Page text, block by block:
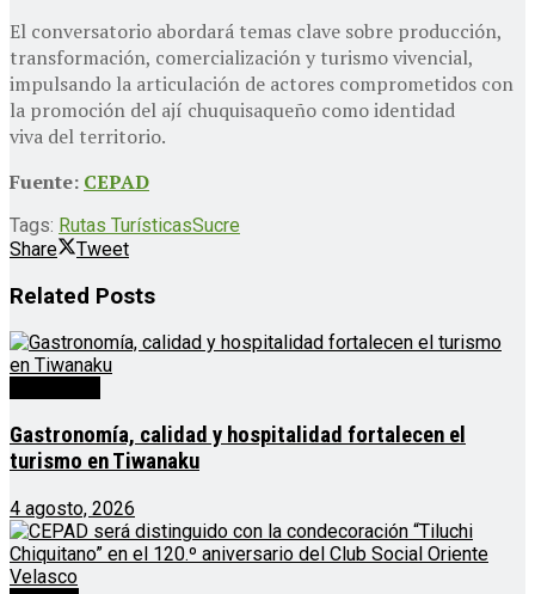
El conversatorio abordará temas clave sobre producción,
transformación, comercialización y turismo vivencial,
impulsando la articulación de actores comprometidos con
la promoción del ají chuquisaqueño como identidad
viva del territorio.
Fuente: CEPAD
Tags: Rutas TurísticasSucre
Share
Tweet
Related Posts
Gastronomía, calidad y hospitalidad fortalecen el
turismo en Tiwanaku
4 agosto, 2026